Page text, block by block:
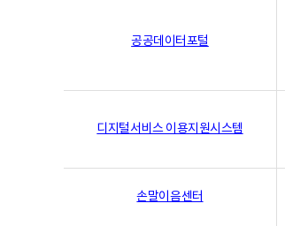
공공데이터포털
디지털서비스 이용지원시스템
손말이음센터